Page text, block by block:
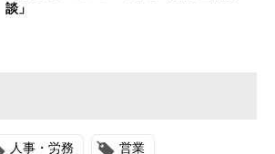
談」
人事・労務 営業